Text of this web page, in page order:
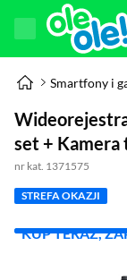
Smartfony i
set + Kamera
nr kat. 1371575
STREFA OKAZJI
KUP TERAZ,